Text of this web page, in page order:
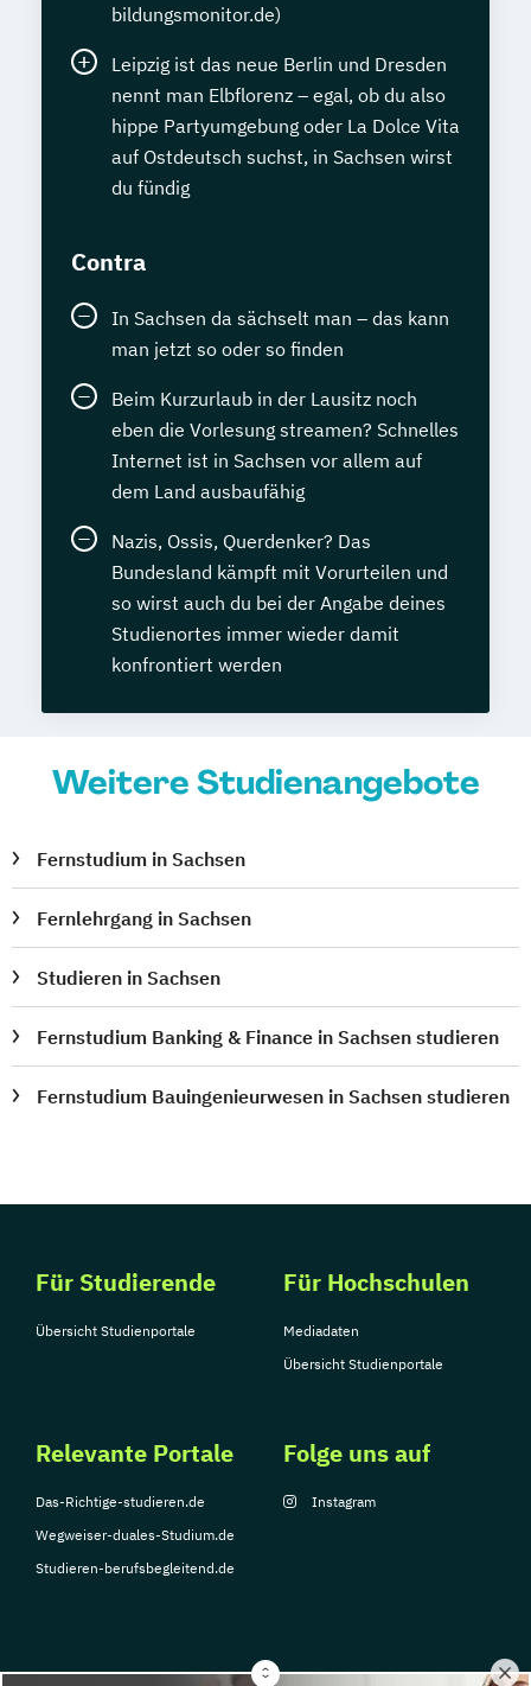
bildungsmonitor.de)
Leipzig ist das neue Berlin und Dresden
nennt man Elbflorenz – egal, ob du also
hippe Partyumgebung oder La Dolce Vita
auf Ostdeutsch suchst, in Sachsen wirst
du fündig
Contra
In Sachsen da sächselt man – das kann
man jetzt so oder so finden
Beim Kurzurlaub in der Lausitz noch
eben die Vorlesung streamen? Schnelles
Internet ist in Sachsen vor allem auf
dem Land ausbaufähig
Nazis, Ossis, Querdenker? Das
Bundesland kämpft mit Vorurteilen und
so wirst auch du bei der Angabe deines
Studienortes immer wieder damit
konfrontiert werden
Weitere Studienangebote
Fernstudium in Sachsen
Fernlehrgang in Sachsen
Studieren in Sachsen
Fernstudium Banking & Finance in Sachsen studieren
Fernstudium Bauingenieurwesen in Sachsen studieren
Für Studierende
Übersicht Studienportale
Für Hochschulen
Mediadaten
Übersicht Studienportale
Relevante Portale
Das-Richtige-studieren.de
Wegweiser-duales-Studium.de
Studieren-berufsbegleitend.de
Folge uns auf
Instagram